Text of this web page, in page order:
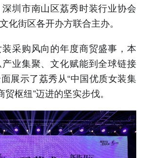
圳市南山区荔秀时装行业协会
化街区各开办方联合主办。
采购风向的年度商贸盛事，本
业集聚、文化赋能到全球链接
展示了荔秀从“中国优质女装集
贸枢纽”迈进的坚实步伐。